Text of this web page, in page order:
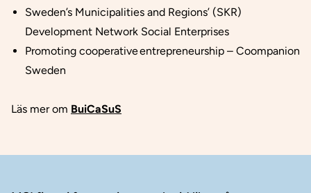
Sweden’s Municipalities and Regions’ (SKR)
Development Network Social Enterprises
Promoting cooperative entrepreneurship – Coompanion
Sweden
Läs mer om BuiCaSuS